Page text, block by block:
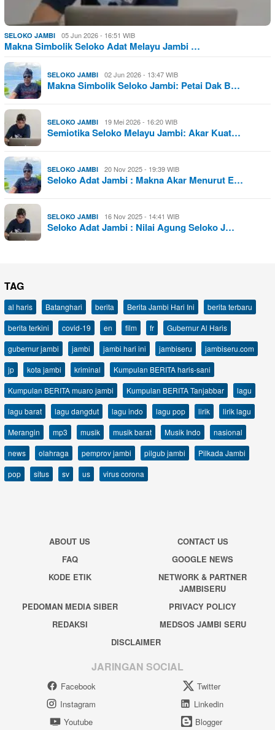
SELOKO JAMBI 05 Jun 2026 - 16:51 WIB
Makna Simbolik Seloko Adat Melayu Jambi …
SELOKO JAMBI 02 Jun 2026 - 13:47 WIB
Makna Simbolik Seloko Jambi: Petai Dak B…
SELOKO JAMBI 19 Mei 2026 - 16:20 WIB
Semiotika Seloko Melayu Jambi: Akar Kuat…
SELOKO JAMBI 20 Nov 2025 - 19:39 WIB
Seloko Adat Jambi : Makna Akar Menurut E…
SELOKO JAMBI 16 Nov 2025 - 14:41 WIB
Seloko Adat Jambi : Nilai Agung Seloko J…
TAG
al haris Batanghari berita Berita Jambi Hari Ini
berita terbaru
berita terkini
covid-19 en film fr
Gubernur Al Haris
gubernur jambi
jambi jambi hari ini jambiseru
jambiseru.com
jp
kota jambi kriminal
Kumpulan BERITA haris-sani
Kumpulan BERITA muaro jambi
Kumpulan BERITA Tanjabbar
lagu
lagu barat
lagu dangdut lagu indo lagu pop lirik
lirik lagu
Merangin
mp3 musik musik barat Musik Indo
nasional
news
olahraga pemprov jambi pilgub jambi
Pilkada Jambi
pop
situs sv us virus corona
ABOUT US
CONTACT US
FAQ
GOOGLE NEWS
KODE ETIK
NETWORK & PARTNER
JAMBISERU
PEDOMAN MEDIA SIBER
PRIVACY POLICY
REDAKSI
MEDSOS JAMBI SERU
DISCLAIMER
JARINGAN SOCIAL
Facebook
Twitter
Instagram
Linkedin
Youtube
Blogger